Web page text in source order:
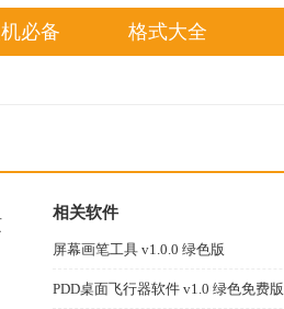
必备 格式大全
相关软件
屏幕画笔工具 v1.0.0 绿色版
PDD桌面飞行器软件 v1.0 绿色免费版